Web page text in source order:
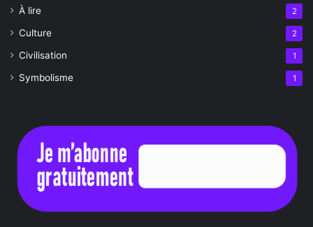
À lire 2
Culture 2
Civilisation 1
Symbolisme 1